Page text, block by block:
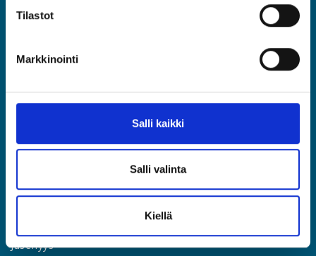
Tilastot
Markkinointi
Salli kaikki
Salli valinta
Kiellä
Asiantuntijat ja Esihenkilöt ASIA ry
(09) 2510 1310
JÄSENPORTAALIIN
Jäsenyys